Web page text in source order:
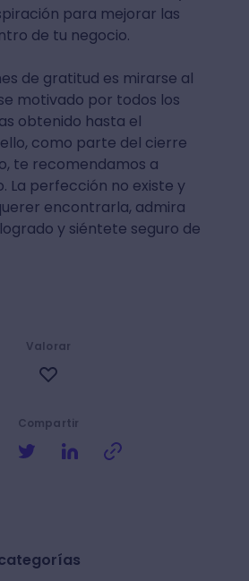
para mejorar las
de tu negocio.
de gratitud es mirarse al
motivado por todos los
obtenido hasta el
como parte del cierre
te recomendamos a
La perfección no existe y
encontrarla, admira
y siéntete seguro de
Compartir
Valorar